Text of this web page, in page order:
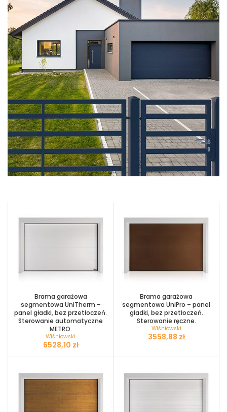
Kolekcja bramy
Brama garażowa
segmentowa UniTherm –
panel gładki, bez przetłoczeń.
Sterowanie automatyczne
METRO.
Wiśniowski
zł
Brama garażowa
segmentowa UniPro – panel
gładki, bez przetłoczeń.
Sterowanie ręczne.
Wiśniowski
zł